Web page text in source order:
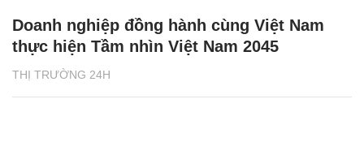
THỊ TRƯỜNG 24H
Doanh nghiệp đồng hành cùng Việt Nam
thực hiện Tầm nhìn Việt Nam 2045